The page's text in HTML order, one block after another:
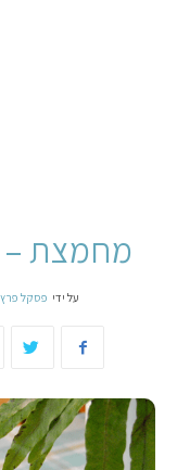
מחמצת –
על ידי פסקל